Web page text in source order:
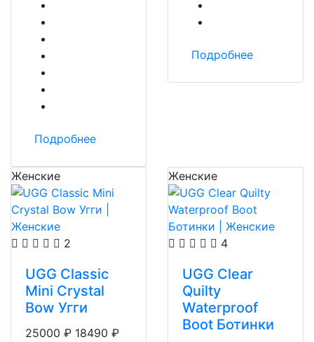
Подробнее
Подробнее
Женские
2
UGG Classic
Mini Crystal
Bow Угги
25000 ₽ 18490 ₽
Женские
4
UGG Clear
Quilty
Waterproof
Boot Ботинки